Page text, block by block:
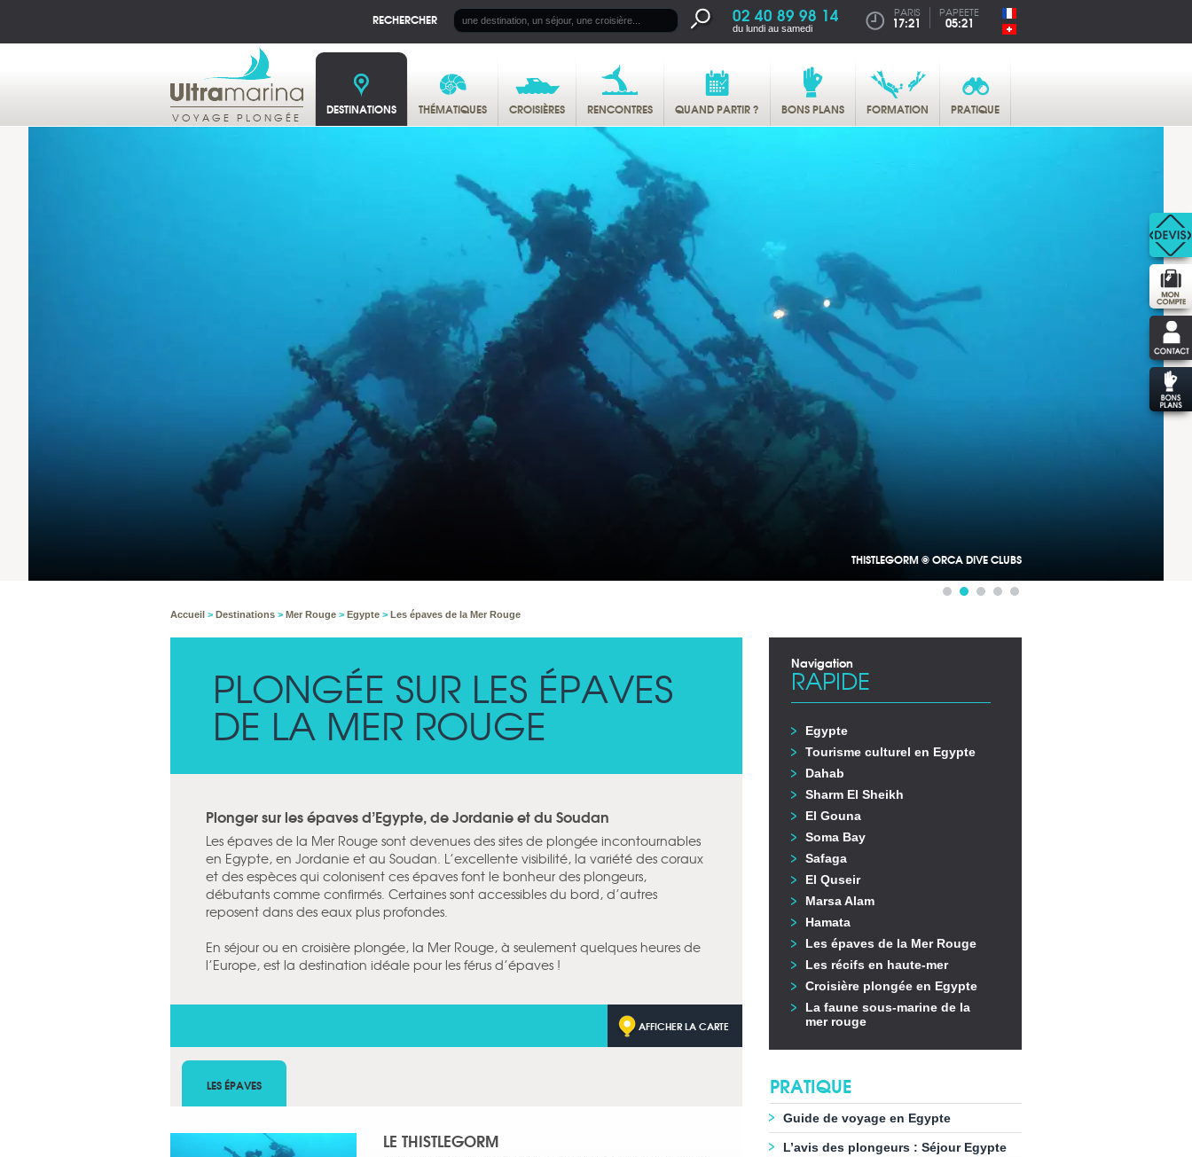
RECHERCHER 02 40 89 98 14
du lundi au samedi
PARIS
17:21
PAPEETE
05:21
VOYAGE PLONGÉE DESTINATIONS THÉMATIQUES CROISIÈRES RENCONTRES QUAND PARTIR ? BONS PLANS FORMATION PRATIQUE
THISTLEGORM © ORCA DIVE CLUBS
Accueil > Destinations > Mer Rouge > Egypte > Les épaves de la Mer Rouge
PLONGÉE SUR LES ÉPAVES
DE LA MER ROUGE
Plonger sur les épaves d’Egypte, de Jordanie et du Soudan
Les épaves de la Mer Rouge sont devenues des sites de plongée incontournables
en Egypte, en Jordanie et au Soudan. L’excellente visibilité, la variété des coraux
et des espèces qui colonisent ces épaves font le bonheur des plongeurs,
débutants comme confirmés. Certaines sont accessibles du bord, d’autres
reposent dans des eaux plus profondes.
En séjour ou en croisière plongée, la Mer Rouge, à seulement quelques heures de
l’Europe, est la destination idéale pour les férus d’épaves !
AFFICHER LA CARTE
LES ÉPAVES
LE THISTLEGORM
Navigation
RAPIDE
Egypte
Tourisme culturel en Egypte
Dahab
Sharm El Sheikh
El Gouna
Soma Bay
Safaga
El Quseir
Marsa Alam
Hamata
Les épaves de la Mer Rouge
Les récifs en haute-mer
Croisière plongée en Egypte
La faune sous-marine de la
mer rouge
PRATIQUE
Guide de voyage en Egypte
L’avis des plongeurs : Séjour Egypte